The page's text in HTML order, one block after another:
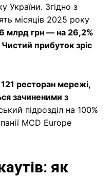
України. Згідно з
місяців 2025 року
млрд грн — на 26,2%
прибуток зріс
121 ресторан мережі,
зачиненими з
підрозділ на 100%
MCD Europe
як